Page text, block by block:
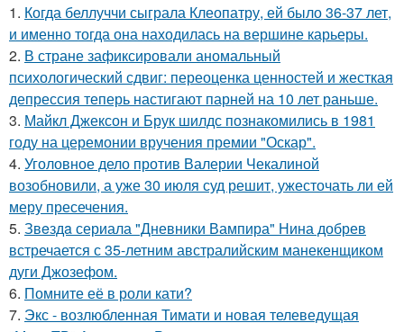
1. Когда беллуччи сыграла Клеопатру, ей было 36-37 лет,
и именно тогда она находилась на вершине карьеры.
2. В стране зафиксировали аномальный
психологический сдвиг: переоценка ценностей и жесткая
депрессия теперь настигают парней на 10 лет раньше.
3. Майкл Джексон и Брук шилдс познакомились в 1981
году на церемонии вручения премии "Оскар".
4. Уголовное дело против Валерии Чекалиной
возобновили, а уже 30 июля суд решит, ужесточать ли ей
меру пресечения.
5. Звeздa сериала "Дневники Вампира" Нина добрев
встречается с 35-летним австралийским манекенщиком
дуги Джозефом.
6. Помните её в роли кати?
7. Экс - возлюбленная Тимати и новая телеведущая